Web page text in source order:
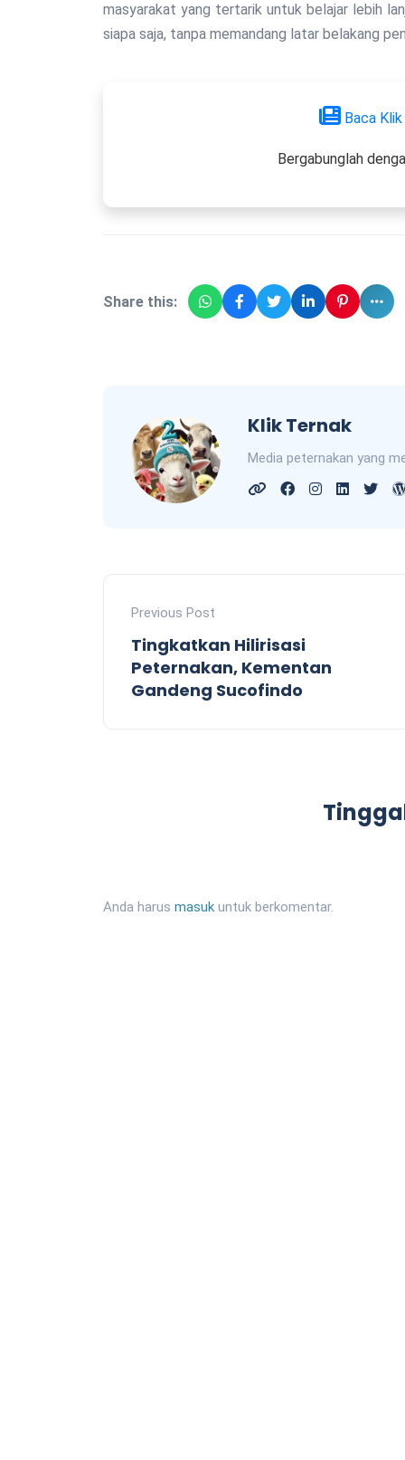
masyarakat yang tertarik untuk belajar lebih
siapa saja, tanpa memandang latar belakang
Baca
Bergabunglah
Share this:
Klik Ternak
Media peternakan yang
Previous Post
Tingkatkan Hilirisasi
Peternakan, Kementan
Gandeng Sucofindo
Anda harus masuk untuk berkomentar.